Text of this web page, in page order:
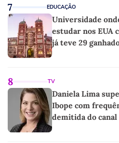
7 EDUCAÇÃO
Universidade
estudar nos EUA
já teve 29
8 TV
Daniela Lima
Ibope com
demitida do canal